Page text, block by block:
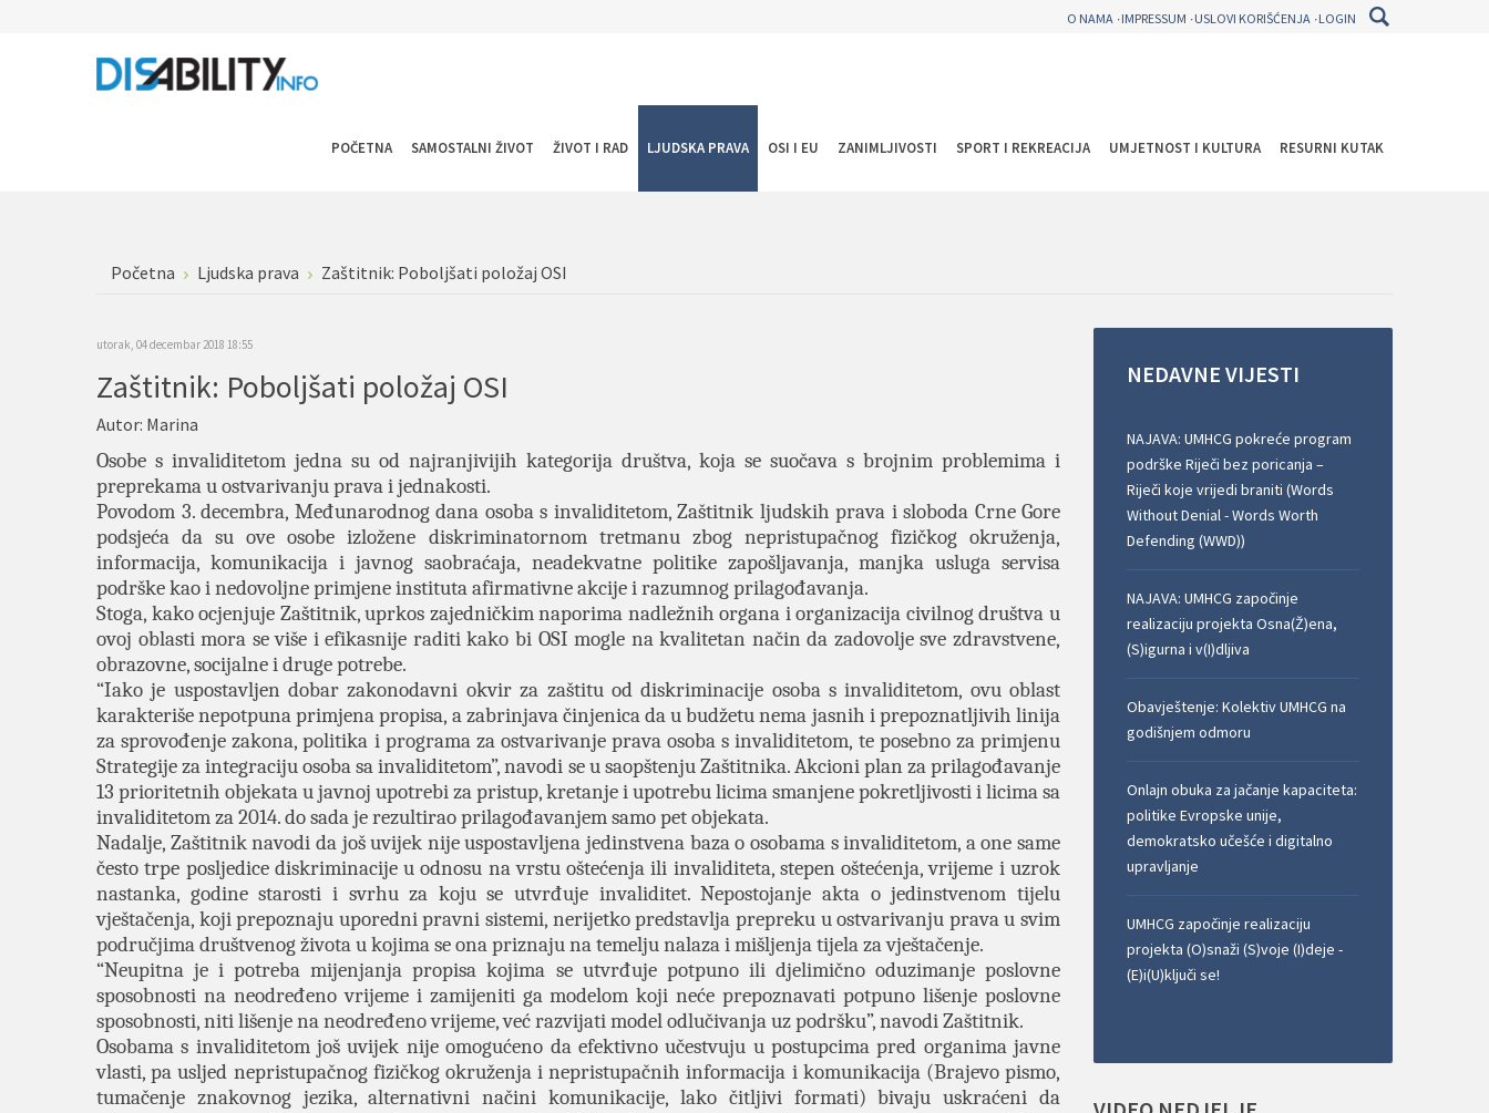
O NAMA IMPRESSUM USLOVI KORIŠĆENJA LOGIN
POČETNA SAMOSTALNI ŽIVOT ŽIVOT I RAD LJUDSKA PRAVA OSI I EU ZANIMLJIVOSTI SPORT I REKREACIJA UMJETNOST I KULTURA RESURNI KUTAK
Početna Ljudska prava Zaštitnik: Poboljšati položaj OSI
utorak, 04 decembar 2018 18:55
Zaštitnik: Poboljšati položaj OSI
Autor: Marina
Osobe s invaliditetom jedna su od najranjivijih kategorija društva, koja se suočava s brojnim problemima i
preprekama u ostvarivanju prava i jednakosti.
Povodom 3. decembra, Međunarodnog dana osoba s invaliditetom, Zaštitnik ljudskih prava i sloboda Crne Gore
podsjeća da su ove osobe izložene diskriminatornom tretmanu zbog nepristupačnog fizičkog okruženja,
informacija, komunikacija i javnog saobraćaja, neadekvatne politike zapošljavanja, manjka usluga servisa
podrške kao i nedovoljne primjene instituta afirmativne akcije i razumnog prilagođavanja.
Stoga, kako ocjenjuje Zaštitnik, uprkos zajedničkim naporima nadležnih organa i organizacija civilnog društva u
ovoj oblasti mora se više i efikasnije raditi kako bi OSI mogle na kvalitetan način da zadovolje sve zdravstvene,
obrazovne, socijalne i druge potrebe.
“Iako je uspostavljen dobar zakonodavni okvir za zaštitu od diskriminacije osoba s invaliditetom, ovu oblast
karakteriše nepotpuna primjena propisa, a zabrinjava činjenica da u budžetu nema jasnih i prepoznatljivih linija
za sprovođenje zakona, politika i programa za ostvarivanje prava osoba s invaliditetom, te posebno za primjenu
Strategije za integraciju osoba sa invaliditetom”, navodi se u saopštenju Zaštitnika. Akcioni plan za prilagođavanje
13 prioritetnih objekata u javnoj upotrebi za pristup, kretanje i upotrebu licima smanjene pokretljivosti i licima sa
invaliditetom za 2014. do sada je rezultirao prilagođavanjem samo pet objekata.
Nadalje, Zaštitnik navodi da još uvijek nije uspostavljena jedinstvena baza o osobama s invaliditetom, a one same
često trpe posljedice diskriminacije u odnosu na vrstu oštećenja ili invaliditeta, stepen oštećenja, vrijeme i uzrok
nastanka, godine starosti i svrhu za koju se utvrđuje invaliditet. Nepostojanje akta o jedinstvenom tijelu
vještačenja, koji prepoznaju uporedni pravni sistemi, nerijetko predstavlja prepreku u ostvarivanju prava u svim
područjima društvenog života u kojima se ona priznaju na temelju nalaza i mišljenja tijela za vještačenje.
“Neupitna je i potreba mijenjanja propisa kojima se utvrđuje potpuno ili djelimično oduzimanje poslovne
sposobnosti na neodređeno vrijeme i zamijeniti ga modelom koji neće prepoznavati potpuno lišenje poslovne
sposobnosti, niti lišenje na neodređeno vrijeme, već razvijati model odlučivanja uz podršku”, navodi Zaštitnik.
Osobama s invaliditetom još uvijek nije omogućeno da efektivno učestvuju u postupcima pred organima javne
vlasti, pa usljed nepristupačnog fizičkog okruženja i nepristupačnih informacija i komunikacija (Brajevo pismo,
tumačenje znakovnog jezika, alternativni načini komunikacije, lako čitljivi formati) bivaju uskraćeni da
NEDAVNE VIJESTI
NAJAVA: UMHCG pokreće program
podrške Riječi bez poricanja –
Riječi koje vrijedi braniti (Words
Without Denial - Words Worth
Defending (WWD))
NAJAVA: UMHCG započinje
realizaciju projekta Osna(Ž)ena,
(S)igurna i v(I)dljiva
Obavještenje: Kolektiv UMHCG na
godišnjem odmoru
Onlajn obuka za jačanje kapaciteta:
politike Evropske unije,
demokratsko učešće i digitalno
upravljanje
UMHCG započinje realizaciju
projekta (O)snaži (S)voje (I)deje -
(E)i(U)ključi se!